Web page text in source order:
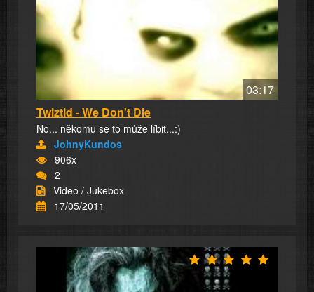
03:17
Twiztid - We Don't Die
No... někomu se to může líbit...:)
JohnyKundos
906x
2
Video / Jukebox
17/05/2011